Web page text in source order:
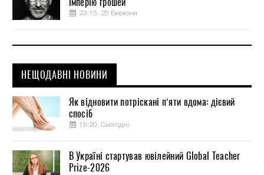
23:15, 25 Березня
НЕЩОДАВНІ НОВИНИ
Як відновити потріскані п’яти вдома: дієвий
спосіб
19:20, Сьогодні
В Україні стартував ювілейний Global Teacher
Prize-2026